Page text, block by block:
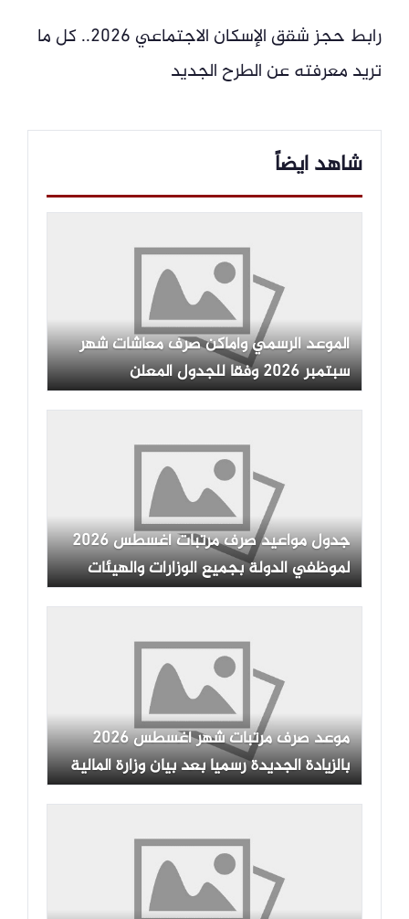
رابط حجز شقق الإسكان الاجتماعي 2026.. كل ما
تريد معرفته عن الطرح الجديد
شاهد ايضاً
الموعد الرسمي وأماكن صرف معاشات شهر
سبتمبر 2026 وفقا للجدول المعلن
جدول مواعيد صرف مرتبات أغسطس 2026
لموظفي الدولة بجميع الوزارات والهيئات
موعد صرف مرتبات شهر أغسطس 2026
بالزيادة الجديدة رسميا بعد بيان وزارة المالية